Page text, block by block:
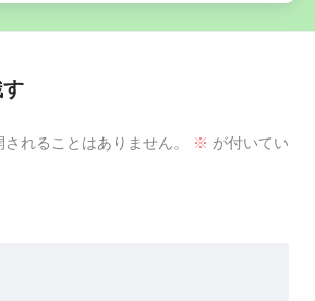
れることはありません。 ※ が付いてい